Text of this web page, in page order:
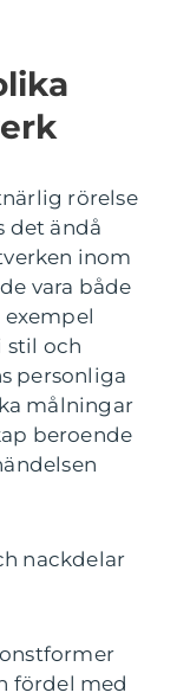
rörelse
det ändå
inom
vara både
stil och
personliga
målningar
beroende
nackdelar
fördel med